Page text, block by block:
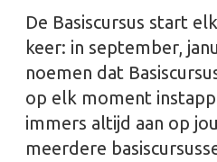
De Basiscursus start
keer: in september,
noemen dat
op elk moment
immers altijd aan op
meerdere